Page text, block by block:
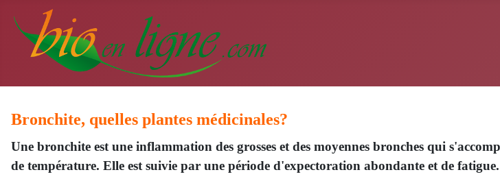
Bronchite, quelles plantes médicinales?
Une bronchite est une inflammation des grosses et des moyennes bronches qui
de température. Elle est suivie par une période d'expectoration abondante et de fatigue.